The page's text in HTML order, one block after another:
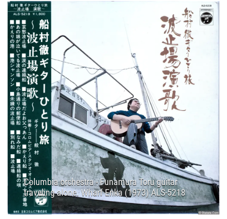
Columbia orchestra - Funamura Toru guitar
traveling alone. Wharf Enka (1973) ALS-5218
28.12.2025 12:40